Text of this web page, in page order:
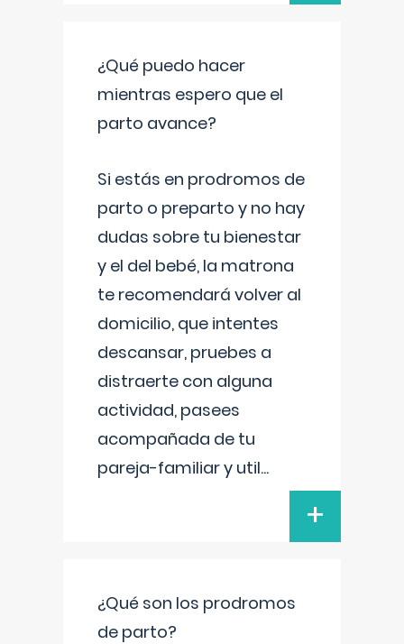
¿Qué puedo hacer
mientras espero que el
parto avance?
Si estás en prodromos de
parto o preparto y no hay
dudas sobre tu bienestar
y el del bebé, la matrona
te recomendará volver al
domicilio, que intentes
descansar, pruebes a
distraerte con alguna
actividad, pasees
acompañada de tu
pareja-familiar y util...
+
¿Qué son los prodromos
de parto?